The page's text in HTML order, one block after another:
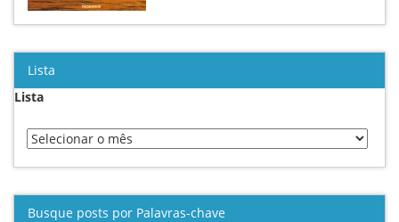
Lista
Lista
Busque posts por Palavras-chave